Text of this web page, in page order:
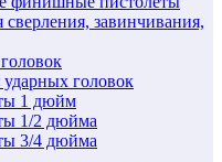
завинчивания,
головок
1 дюйм
1/2 дюйма
3/4 дюйма